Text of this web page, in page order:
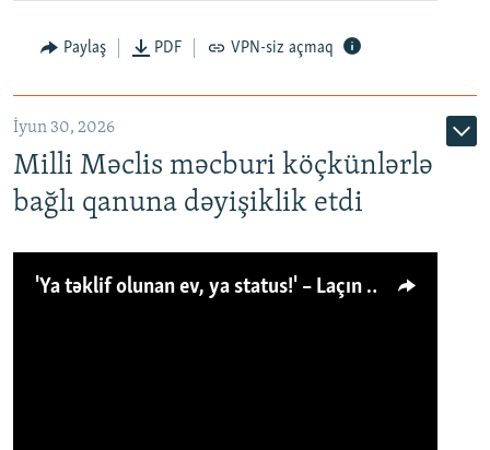
Paylaş PDF VPN-siz açmaq
İyun 30, 2026
Milli Məclis məcburi köçkünlərlə
bağlı qanuna dəyişiklik etdi
'Ya təklif olunan ev, ya status!' – Laçın köçkünü: 'Laçından başqa heç hara!'